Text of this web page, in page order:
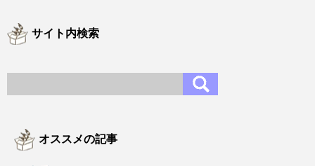
サイト内検索
オススメの記事